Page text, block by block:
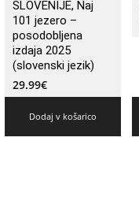
SLOVENIJE, Naj
101 jezero –
posodobljena
izdaja 2025
(slovenski jezik)
29.99€
Dodaj v košarico